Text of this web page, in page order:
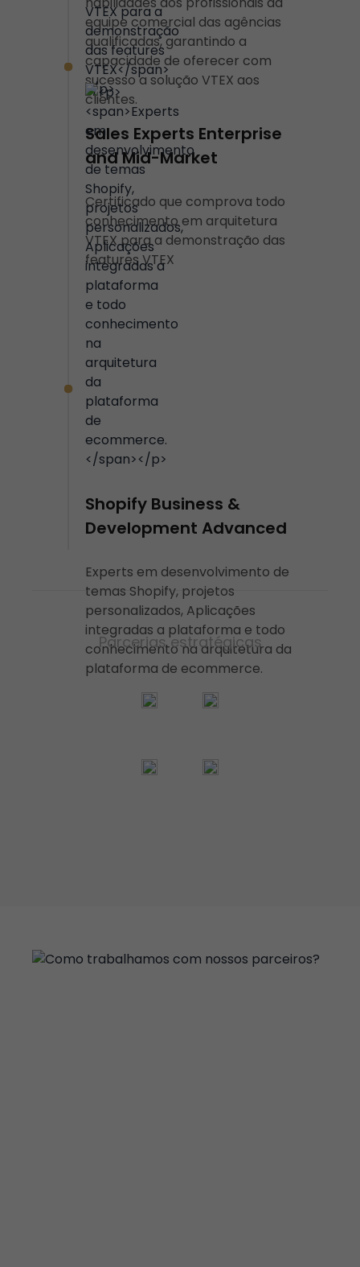
equipe comercial das agências
qualificadas, garantindo a
capacidade de oferecer com
sucesso a solução VTEX aos
clientes.
Sales Experts Enterprise
and Mid-Market
Certificado que comprova todo
conhecimento em arquitetura
VTEX para a demonstração das
features VTEX
Shopify Business &
Development Advanced
Experts em desenvolvimento de
temas Shopify, projetos
personalizados, Aplicações
integradas a plataforma e todo
conhecimento na arquitetura da
plataforma de ecommerce.
Parcerias estratégicas